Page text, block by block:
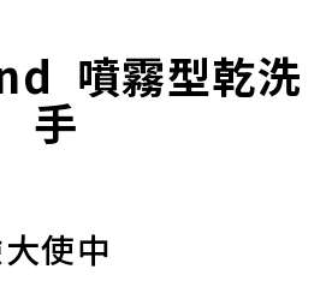
噴霧型乾洗
手
使中